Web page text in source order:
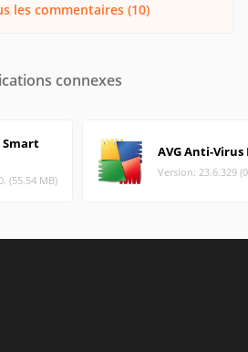
les commentaires (10)
connexes
Smart
(55.54 MB)
AVG Anti-Virus
Version: 23.6.329